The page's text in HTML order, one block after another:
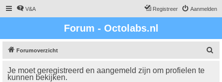
V&A Aanmelden
Registreer
Forum - Octolabs.nl
Forumoverzicht
Je moet geregistreerd en aangemeld zijn om profielen te
kunnen bekijken.